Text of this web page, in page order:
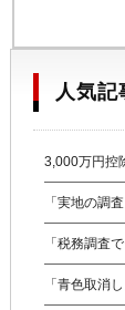
人気記
3,000万円控
「実地の調
「税務調査
「青色取消